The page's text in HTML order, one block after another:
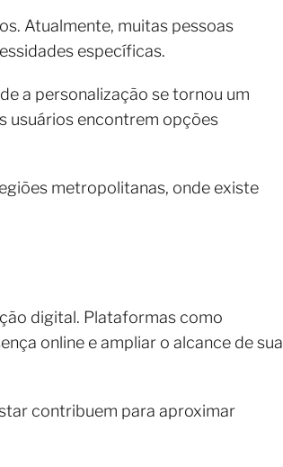
Atualmente, muitas pessoas
específicas.
a personalização se tornou um
usuários encontrem opções
metropolitanas, onde existe
digital. Plataformas como
online e ampliar o alcance de sua
contribuem para aproximar